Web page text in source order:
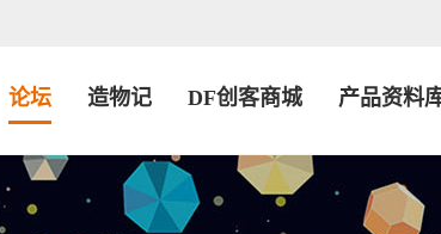
论坛 造物记 DF创客商城 产品资料